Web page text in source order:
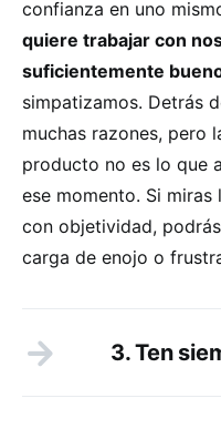
confianza en uno
quiere trabajar con
suficientemente
simpatizamos. Detrás
muchas razones, pero
producto no es lo que
ese momento. Si
con objetividad,
carga de enojo o
3. Ten